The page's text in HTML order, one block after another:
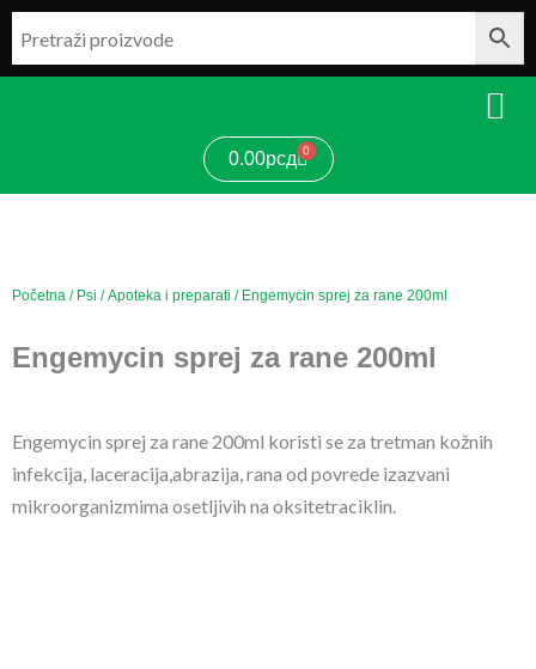
Pređi
sadržaj
0.00рсд 0
Cart
Početna / Psi /Apoteka i preparati / Engemycin sprej za rane 200ml
Engemycin sprej za rane 200ml
Engemycin sprej za rane 200ml koristi se za tretman kožnih
infekcija, laceracija,abrazija, rana od povrede izazvani
mikroorganizmima osetljivih na oksitetraciklin.